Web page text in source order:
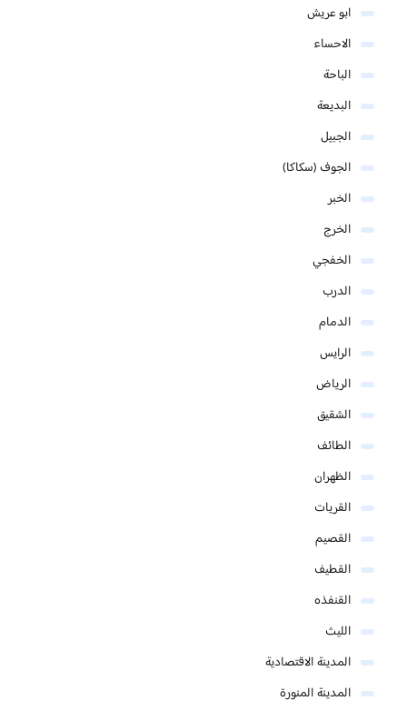
ابو عريش
الاحساء
الباحة
البديعة
الجبيل
الجوف (سكاكا)
الخبر
الخرج
الخفجي
الدرب
الدمام
الرايس
الرياض
الشقيق
الطائف
الظهران
القريات
القصيم
القطيف
القنفذه
الليث
المدينة الاقتصادية
المدينة المنورة